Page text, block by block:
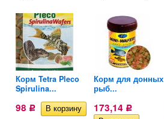
Корм Tetra Pleco
Spirulina...
98 Р
Корм для донных
рыб...
173,14 Р